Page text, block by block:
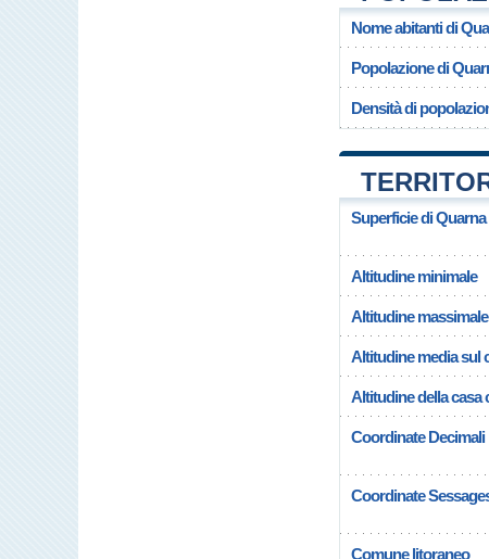
Nome abitanti di
Popolazione di
Densità di
Superficie di
Altitudine minimale
Altitudine massimale
Altitudine media sul
Altitudine della casa
Coordinate Decimali
Coordinate
Comune litoraneo